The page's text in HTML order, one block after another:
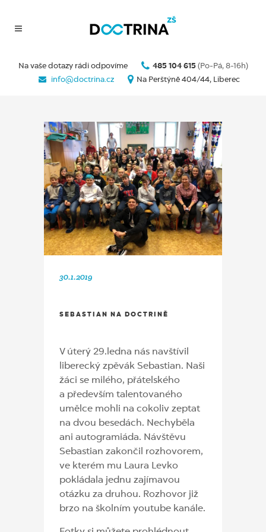
Na vaše dotazy rádi odpovíme 485 104 615 (Po-Pá, 8-16h)
info@doctrina.cz
Na Perštýně 404/44, Liberec
30.1.2019
SEBASTIAN NA DOCTRINĚ
V úterý 29.ledna nás navštívil
liberecký zpěvák Sebastian. Naši
žáci se milého, přátelského
a především talentovaného
umělce mohli na cokoliv zeptat
na dvou besedách. Nechyběla
ani autogramiáda. Návštěvu
Sebastian zakončil rozhovorem,
ve kterém mu Laura Levko
pokládala jednu zajímavou
otázku za druhou. Rozhovor již
brzo na školním youtube kanále.